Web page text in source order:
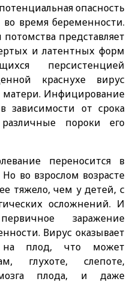
опасность
время беременности.
представляет
и латентных форм
персистенцией
краснухе вирус
матери. Инфицирование
зависимости от срока
пороки его
переносится в
во взрослом возрасте
тяжело, чем у детей, с
осложнений. И
заражение
Вирус оказывает
на плод, что может
глухоте, слепоте,
плода, и даже